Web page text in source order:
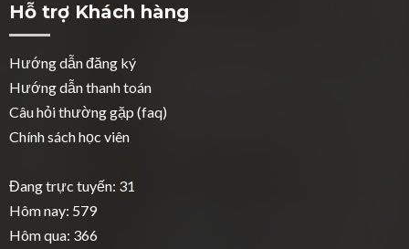
Hỗ trợ Khách hàng
Hướng dẫn đăng ký
Hướng dẫn thanh toán
Câu hỏi thường gặp (faq)
Chính sách học viên
Đang trực tuyến: 31
Hôm nay: 579
Hôm qua: 366